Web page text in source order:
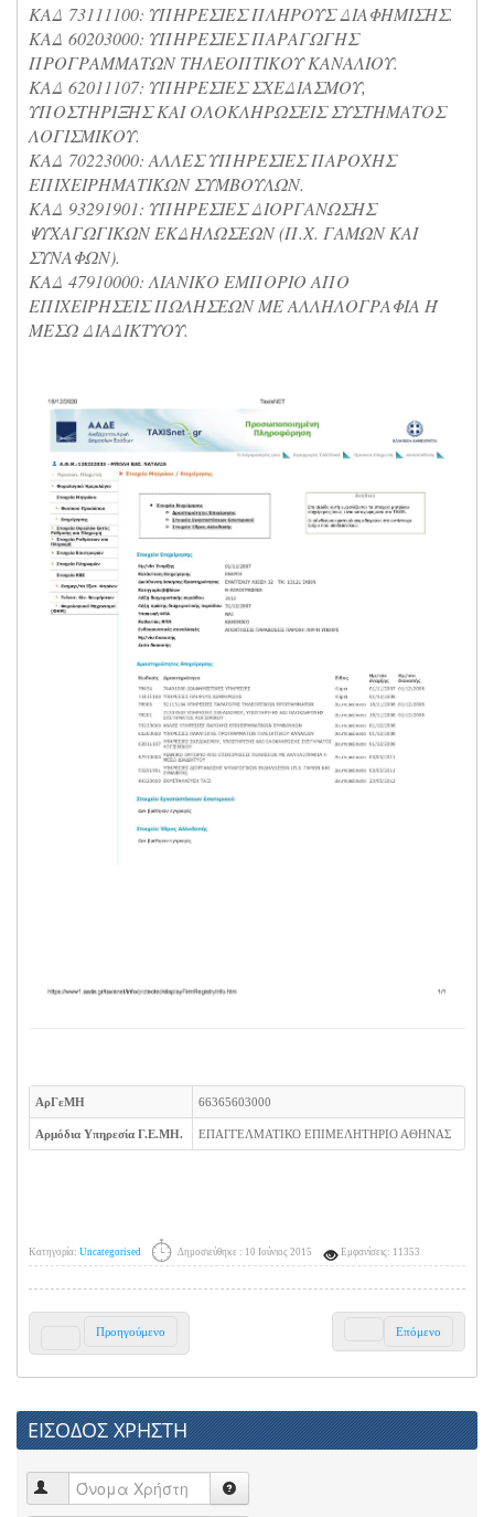
ΚΑΔ 73111100: ΥΠΗΡΕΣΙΕΣ ΠΛΗΡΟΥΣ ΔΙΑΦΗΜΙΣΗΣ.
ΚΑΔ 60203000: ΥΠΗΡΕΣΙΕΣ ΠΑΡΑΓΩΓΗΣ
ΠΡΟΓΡΑΜΜΑΤΩΝ ΤΗΛΕΟΠΤΙΚΟΥ ΚΑΝΑΛΙΟΥ.
ΚΑΔ 62011107: ΥΠΗΡΕΣΙΕΣ ΣΧΕΔΙΑΣΜΟΥ,
ΥΠΟΣΤΗΡΙΞΗΣ ΚΑΙ ΟΛΟΚΛΗΡΩΣΕΙΣ ΣΥΣΤΗΜΑΤΟΣ
ΛΟΓΙΣΜΙΚΟΥ.
ΚΑΔ 70223000: ΑΛΛΕΣ ΥΠΗΡΕΣΙΕΣ ΠΑΡΟΧΗΣ
ΕΠΙΧΕΙΡΗΜΑΤΙΚΩΝ ΣΥΜΒΟΥΛΩΝ.
ΚΑΔ 93291901: ΥΠΗΡΕΣΙΕΣ ΔΙΟΡΓΑΝΩΣΗΣ
ΨΥΧΑΓΩΓΙΚΩΝ ΕΚΔΗΛΩΣΕΩΝ (Π.Χ. ΓΑΜΩΝ ΚΑΙ
ΣΥΝΑΦΩΝ).
ΚΑΔ 47910000: ΛΙΑΝΙΚΟ ΕΜΠΟΡΙΟ ΑΠΟ
ΕΠΙΧΕΙΡΗΣΕΙΣ ΠΩΛΗΣΕΩΝ ΜΕ ΑΛΛΗΛΟΓΡΑΦΙΑ Ή
ΜΕΣΩ ΔΙΑΔΙΚΤΥΟΥ.
ΑρΓεΜΗ 66365603000
Αρμόδια Υπηρεσία Γ.Ε.ΜΗ. ΕΠΑΓΓΕΛΜΑΤΙΚΟ ΕΠΙΜΕΛΗΤΗΡΙΟ ΑΘΗΝΑΣ
Κατηγορία: Uncategorised Δημοσιεύθηκε : 10 Ιούνιος 2015 Εμφανίσεις: 11353
Προηγούμενο Επόμενο
ΕΙΣΟΔΟΣ ΧΡΗΣΤΗ